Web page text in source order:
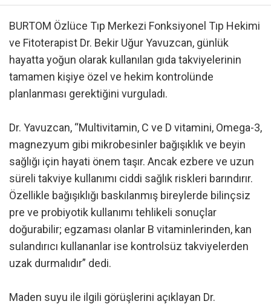
BURTOM Özlüce Tıp Merkezi Fonksiyonel Tıp Hekimi
ve Fitoterapist Dr. Bekir Uğur Yavuzcan, günlük
hayatta yoğun olarak kullanılan gıda takviyelerinin
tamamen kişiye özel ve hekim kontrolünde
planlanması gerektiğini vurguladı.
Dr. Yavuzcan, “Multivitamin, C ve D vitamini, Omega-3,
magnezyum gibi mikrobesinler bağışıklık ve beyin
sağlığı için hayati önem taşır. Ancak ezbere ve uzun
süreli takviye kullanımı ciddi sağlık riskleri barındırır.
Özellikle bağışıklığı baskılanmış bireylerde bilinçsiz
pre ve probiyotik kullanımı tehlikeli sonuçlar
doğurabilir; egzaması olanlar B vitaminlerinden, kan
sulandırıcı kullananlar ise kontrolsüz takviyelerden
uzak durmalıdır” dedi.
Maden suyu ile ilgili görüşlerini açıklayan Dr.